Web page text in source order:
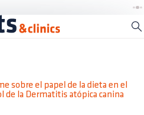
sobre el papel de la dieta en el
de la Dermatitis atópica canina